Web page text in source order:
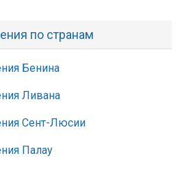
по странам
Бенина
Ливана
Сент-Люсии
Палау